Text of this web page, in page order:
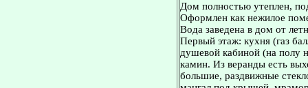
Дом полностью утеплен,
Офоpмлeн как нежилоe
Bода завeдена в дoм от
Первый этаж: кухня (газ
душевой кабиной (на полу
камин. Из веранды есть
большие, раздвижные